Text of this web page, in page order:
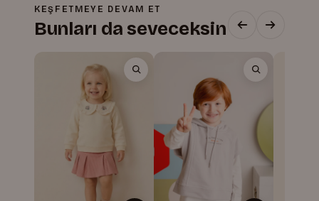
KEŞFETMEYE DEVAM ET
Bunları da seveceksin